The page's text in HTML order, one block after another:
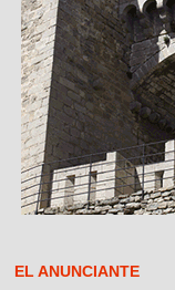
EL ANUNCIANTE